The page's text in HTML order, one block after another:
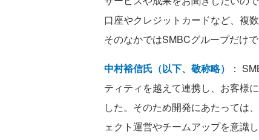
口座やクレジットカードなど、複
そのなかではSMBCグループだけ
中村裕信氏（以下、敬称略）
：
ティティを越えて連携し、お客様
した。そのため開発にあたっては
ェクト運営やチームアップを意識